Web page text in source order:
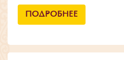
ПОДРОБНЕЕ